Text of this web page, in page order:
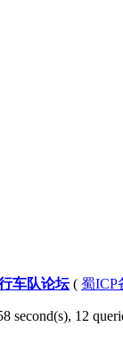
车队论坛( 蜀ICP
second(s), 12